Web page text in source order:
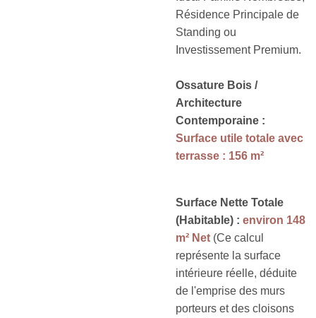
Résidence Principale de
Standing ou
Investissement Premium.
Ossature Bois /
Architecture
Contemporaine :
Surface utile totale avec
terrasse : 156 m²
Surface Nette Totale
(Habitable) : environ 148
m² Net (Ce calcul
représente la surface
intérieure réelle, déduite
de l'emprise des murs
porteurs et des cloisons